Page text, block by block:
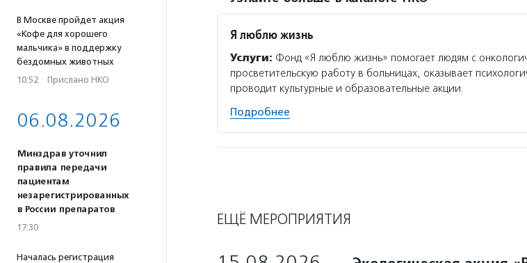
В Москве пройдет акция
«Кофе для хорошего
мальчика» в поддержку
бездомных животных
10:52 · Прислано НКО
06.08.2026
Минздрав уточнил
правила передачи
пациентам
незарегистрированных
в России препаратов
17:30
Началась регистрация
Я люблю жизнь
Услуги: Фонд «Я люблю жизнь» помогает людям с
просветительскую работу в больницах, оказывает
проводит культурные и образовательные акции.
Подробнее
ЕЩЁ МЕРОПРИЯТИЯ